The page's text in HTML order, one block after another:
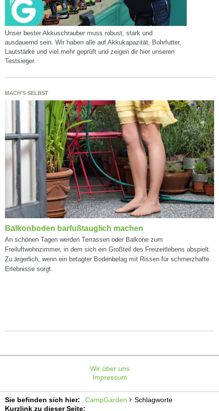
Unser bester Akkuschrauber muss robust, stark und
ausdauernd sein. Wir haben alle auf Akkukapazität, Bohrfutter,
Lautstärke und viel mehr geprüft und zeigen dir hier unseren
Testsieger.
MACH'S SELBST
Balkonboden barfußtauglich machen
An schönen Tagen werden Terrassen oder Balkone zum
Freiluftwohnzimmer, in dem sich ein Großteil des Freizeitlebens abspielt.
Zu ärgerlich, wenn ein betagter Bodenbelag mit Rissen für schmerzhafte
Erlebnisse sorgt.
Wir über uns
Impressum
Sie befinden sich hier: CampGarden
Schlagworte
Kurzlink zu dieser Seite: